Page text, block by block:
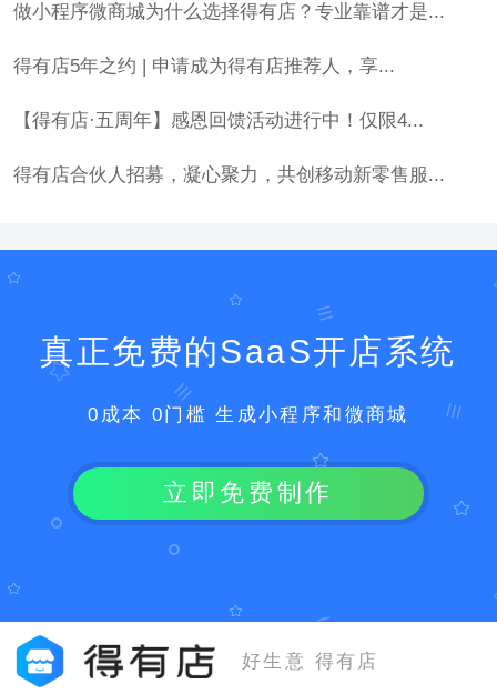
做小程序微商城为什么选择得有店？专业靠谱才是...
得有店5年之约 | 申请成为得有店推荐人，享...
【得有店·五周年】感恩回馈活动进行中！仅限4...
得有店合伙人招募，凝心聚力，共创移动新零售服...
真正免费的SaaS开店系统
0成本 0门槛 生成小程序和微商城
立即免费制作
好生意 得有店